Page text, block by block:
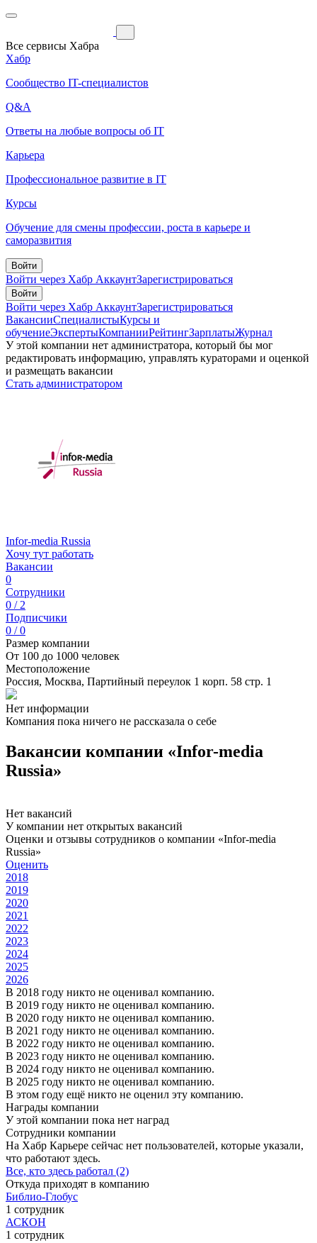
Все сервисы Хабра
Хабр
Сообщество IT-специалистов
Q&A
Ответы на любые вопросы об IT
Карьера
Профессиональное развитие в IT
Курсы
Обучение для смены профессии, роста в карьере и
саморазвития
Войти
Войти через Хабр АккаунтЗарегистрироваться
Войти
Войти через Хабр АккаунтЗарегистрироваться
ВакансииСпециалистыКурсы и
обучениеЭкспертыКомпанииРейтингЗарплатыЖурнал
У этой компании нет администратора, который бы мог
редактировать информацию, управлять кураторами и оценкой
и размещать вакансии
Стать администратором
Infor-media Russia
Хочу тут работать
Вакансии
0
Сотрудники
0 / 2
Подписчики
0 / 0
Размер компании
От 100 до 1000 человек
Местоположение
Россия, Москва, Партийный переулок 1 корп. 58 стр. 1
Нет информации
Компания пока ничего не рассказала о себе
Вакансии компании «Infor-media
Russia»
Нет вакансий
У компании нет открытых вакансий
Оценки и отзывы сотрудников о компании «Infor-media
Russia»
Оценить
2018
2019
2020
2021
2022
2023
2024
2025
2026
В 2018 году никто не оценивал компанию.
В 2019 году никто не оценивал компанию.
В 2020 году никто не оценивал компанию.
В 2021 году никто не оценивал компанию.
В 2022 году никто не оценивал компанию.
В 2023 году никто не оценивал компанию.
В 2024 году никто не оценивал компанию.
В 2025 году никто не оценивал компанию.
В этом году ещё никто не оценил эту компанию.
Награды компании
У этой компании пока нет наград
Сотрудники компании
На Хабр Карьере сейчас нет пользователей, которые указали,
что работают здесь.
Все, кто здесь работал (2)
Откуда приходят в компанию
Библио-Глобус
1 сотрудник
АСКОН
1 сотрудник